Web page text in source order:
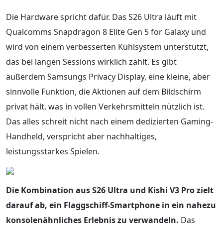
Die Hardware spricht dafür. Das S26 Ultra läuft mit
Qualcomms Snapdragon 8 Elite Gen 5 for Galaxy und
wird von einem verbesserten Kühlsystem unterstützt,
das bei langen Sessions wirklich zählt. Es gibt
außerdem Samsungs Privacy Display, eine kleine, aber
sinnvolle Funktion, die Aktionen auf dem Bildschirm
privat hält, was in vollen Verkehrsmitteln nützlich ist.
Das alles schreit nicht nach einem dedizierten Gaming-
Handheld, verspricht aber nachhaltiges,
leistungsstarkes Spielen.
Die Kombination aus S26 Ultra und Kishi V3 Pro zielt
darauf ab, ein Flaggschiff-Smartphone in ein nahezu
konsolenähnliches Erlebnis zu verwandeln. Das